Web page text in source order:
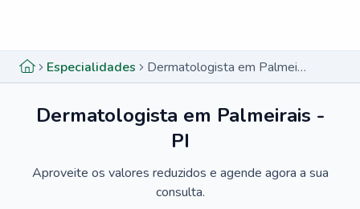
Especialidades Dermatologista em Palmeirais - PI
Dermatologista em Palmeirais -
PI
Aproveite os valores reduzidos e agende agora a sua
consulta.